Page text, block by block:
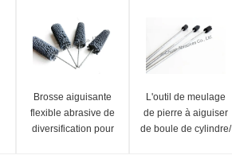
Brosse aiguisante
flexible abrasive de
diversification pour
L'outil de meulage
de pierre à aiguiser
de boule de cylindre/